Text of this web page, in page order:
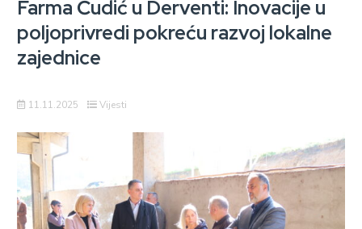
Farma Ćudić u Derventi: Inovacije u
poljoprivredi pokreću razvoj lokalne
zajednice
11.11.2025 Vijesti